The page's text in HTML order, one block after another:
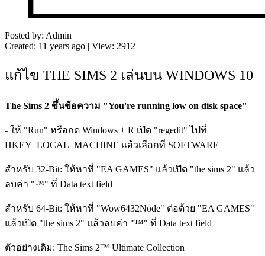
Posted by: Admin
Created: 11 years ago | View: 2912
แก้ไข THE SIMS 2 เล่นบน WINDOWS 10
The Sims 2 ขึ้นข้อความ "You're running low on disk space"
- ให้ "Run" หรือกด Windows + R เปิด "regedit" ไปที่
HKEY_LOCAL_MACHINE แล้วเลือกที่ SOFTWARE
สำหรับ 32-Bit: ให้หาที่ "EA GAMES" แล้วเปิด "the sims 2" แล้ว
ลบค่า "™" ที่ Data text field
สำหรับ 64-Bit: ให้หาที่ "Wow6432Node" ต่อด้วย "EA GAMES"
แล้วเปิด "the sims 2" แล้วลบค่า "™" ที่ Data text field
ตัวอย่างเดิม: The Sims 2™ Ultimate Collection